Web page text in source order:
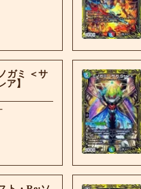
ガミ ＜サ
ア】